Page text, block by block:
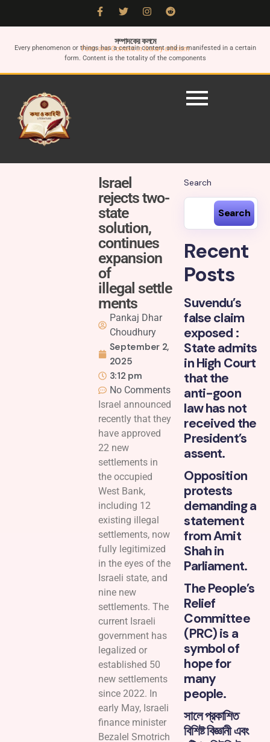
সম্পাদকের কলমে
Form and Content in literary criticism
Every phenomenon or things has a certain content and is manifested in a certain
form. Content is the totality of the components
Israel
rejects two-
state
solution,
continues
expansion
of
illegal settle
ments
Pankaj Dhar
Choudhury
September 2,
2025
3:12 pm
No Comments
Israel announced
recently that they
have approved
22 new
settlements in
the occupied
West Bank,
including 12
existing illegal
settlements, now
fully legitimized
in the eyes of the
Israeli state, and
nine new
settlements. The
current Israeli
government has
legalized or
established 50
new settlements
since 2022. In
early May, Israeli
finance minister
Bezalel Smotrich
Search
Search
Recent
Posts
Suvendu’s
false claim
exposed :
State admits
in High Court
that the
anti-goon
law has not
received the
President’s
assent.
Opposition
protests
demanding a
statement
from Amit
Shah in
Parliament.
The People’s
Relief
Committee
(PRC) is a
symbol of
hope for
many
people.
সালে প্রকাশিত
বিশিষ্ট বিজ্ঞানী এবং